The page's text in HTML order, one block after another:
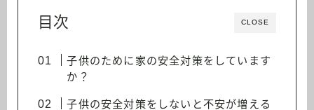
CLOSE
目次
子供のために家の安全対策をしています
か？
子供の安全対策をしないと不安が増える